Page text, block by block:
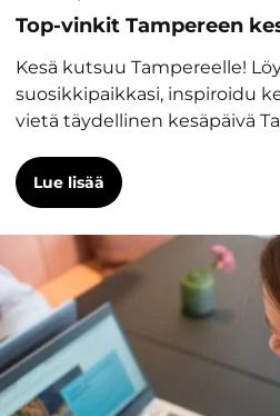
Top-vinkit Tampereen
Kesä kutsuu Tampereelle!
suosikkipaikkasi, inspiroidu
vietä täydellinen kesäpäivä
Lue lisää